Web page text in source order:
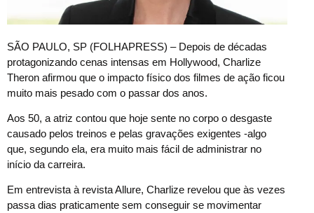
SÃO PAULO, SP (FOLHAPRESS) – Depois de décadas
protagonizando cenas intensas em Hollywood, Charlize
Theron afirmou que o impacto físico dos filmes de ação ficou
muito mais pesado com o passar dos anos.
Aos 50, a atriz contou que hoje sente no corpo o desgaste
causado pelos treinos e pelas gravações exigentes -algo
que, segundo ela, era muito mais fácil de administrar no
início da carreira.
Em entrevista à revista Allure, Charlize revelou que às vezes
passa dias praticamente sem conseguir se movimentar